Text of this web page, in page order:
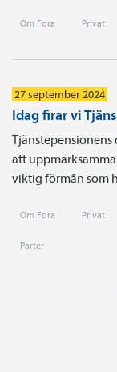
Om Fora Privat
27 september 2024
Idag firar vi
Tjänstepensionens
att
viktig förmån som
Om Fora Privat
Parter